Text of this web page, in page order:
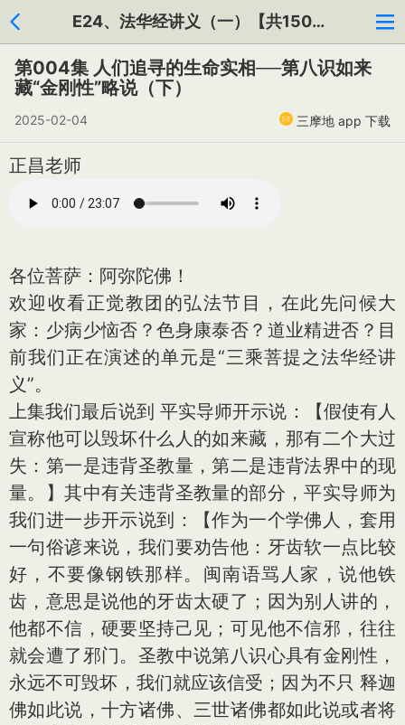
E24、法华经讲义（一）【共150集】
第004集 人们追寻的生命实相──第八识如来
藏“金刚性”略说（下）
2025-02-04 三摩地 app 下载
正昌老师
各位菩萨：阿弥陀佛！
欢迎收看正觉教团的弘法节目，在此先问候大
家：少病少恼否？色身康泰否？道业精进否？目
前我们正在演述的单元是“三乘菩提之法华经讲
义”。
上集我们最后说到 平实导师开示说：【假使有人
宣称他可以毁坏什么人的如来藏，那有二个大过
失：第一是违背圣教量，第二是违背法界中的现
量。】其中有关违背圣教量的部分，平实导师为
我们进一步开示说到：【作为一个学佛人，套用
一句俗谚来说，我们要劝告他：牙齿软一点比较
好，不要像钢铁那样。闽南语骂人家，说他铁
齿，意思是说他的牙齿太硬了；因为别人讲的，
他都不信，硬要坚持己见；可见他不信邪，往往
就会遭了邪门。圣教中说第八识心具有金刚性，
永远不可毁坏，我们就应该信受；因为不只 释迦
佛如此说，十方诸佛、三世诸佛都如此说或者将